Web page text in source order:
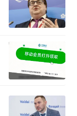
00:15